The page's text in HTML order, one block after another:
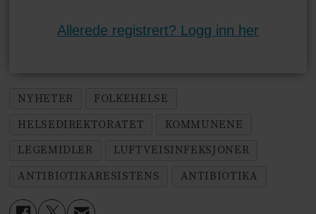
Allerede registrert? Logg inn her
NYHETER
FOLKEHELSE
HELSEDIREKTORATET
KOMMUNENE
LEGEMIDLER
LUFTVEISINFEKSJONER
ANTIBIOTIKARESISTENS
ANTIBIOTIKA